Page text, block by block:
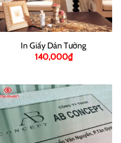
In Giấy Dán Tường
140,000₫